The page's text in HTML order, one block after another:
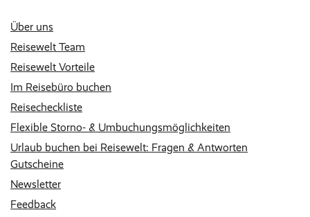
Über uns
Reisewelt Team
Reisewelt Vorteile
Im Reisebüro buchen
Reisecheckliste
Flexible Storno- & Umbuchungsmöglichkeiten
Urlaub buchen bei Reisewelt: Fragen & Antworten
Gutscheine
Newsletter
Feedback